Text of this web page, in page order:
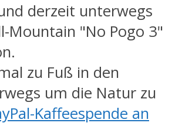
derzeit unterwegs
Mountain "No Pogo 3"
zu Fuß in den
um die Natur zu
Kaffeespende an